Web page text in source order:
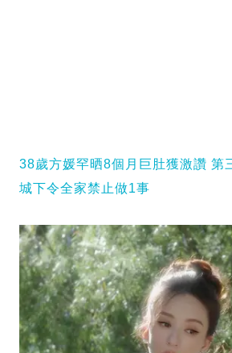
38歲方媛罕晒8個月巨肚獲激讚 第
城下令全家禁止做1事